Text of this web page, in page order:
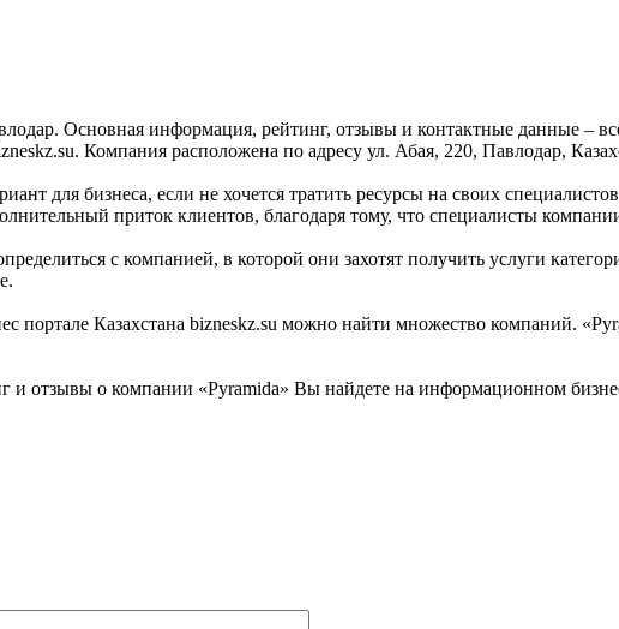
Основная информация, рейтинг, отзывы и контактные данные –
Компания расположена по адресу ул. Абая, 220, Павлодар,
для бизнеса, если не хочется тратить ресурсы на своих
приток клиентов, благодаря тому, что специалисты
с компанией, в которой они захотят получить услуги
портале Казахстана bizneskz.su можно найти множество компаний.
отзывы о компании «Pyramida» Вы найдете на информационном бизнес